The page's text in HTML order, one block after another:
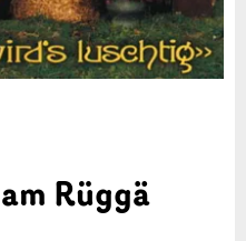
Rüggä